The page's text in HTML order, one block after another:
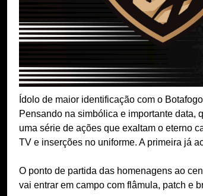
Ídolo de maior identificação com o
Pensando na simbólica e importante data,
uma série de ações que exaltam o eterno
TV e inserções no uniforme. A primeira já
O ponto de partida das homenagens ao
vai entrar em campo com flâmula, patch e